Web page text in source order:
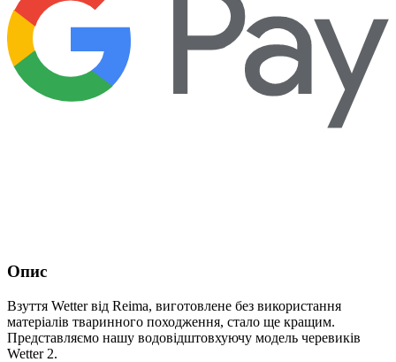
Опис
Взуття Wetter від Reima, виготовлене без використання
матеріалів тваринного походження, стало ще кращим.
Представляємо нашу водовідштовхуючу модель черевиків
Wetter 2.